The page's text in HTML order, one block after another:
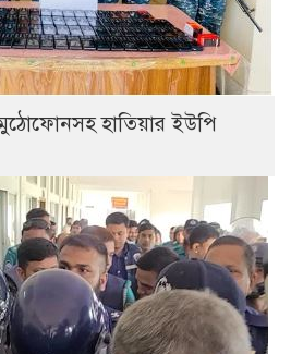
হাতিয়ার ইউপি